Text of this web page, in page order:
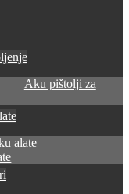
Aku pištolji za
alate